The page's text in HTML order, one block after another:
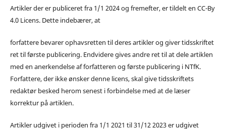
Artikler der er publiceret fra 1/1 2024 og fremefter, er tildelt en CC-By
4.0 Licens. Dette indebærer, at
forfattere bevarer ophavsretten til deres artikler og giver tidsskriftet
ret til første publicering. Endvidere gives andre ret til at dele artiklen
med en anerkendelse af forfatteren og første publicering i NTfK.
Forfattere, der ikke ønsker denne licens, skal give tidsskriftets
redaktør besked herom senest i forbindelse med at de læser
korrektur på artiklen.
Artikler udgivet i perioden fra 1/1 2021 til 31/12 2023 er udgivet